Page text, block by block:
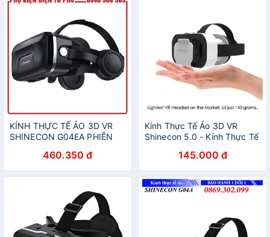
KÍNH THỰC TẾ ẢO 3D VR
SHINECON G04EA PHIÊN
ẢO XEM PHIM, KÍNH THỰC
TẾ ẢO CHƠI GAME
460.350 đ
Kính Thực Tế Ảo 3D VR
Shinecon 5.0 - Kính Thực Tế
145.000 đ